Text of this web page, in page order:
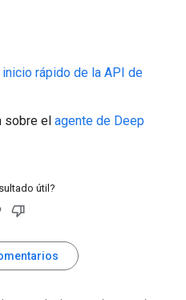
rápido de la API de
sobre el agente de Deep
útil?